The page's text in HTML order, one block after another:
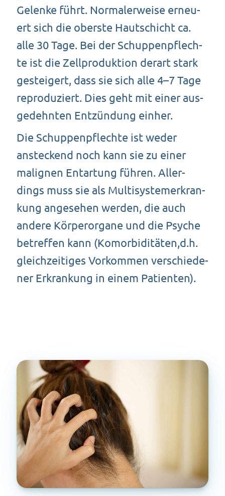
Gelen­ke führt. Nor­ma­ler­wei­se erneu­
ert sich die obers­te Haut­schicht ca.
alle 30 Tage. Bei der Schup­pen­pflech­
te ist die Zell­pro­duk­ti­on der­art stark
gestei­gert, dass sie sich alle 4–7 Tage
repro­du­ziert. Dies geht mit einer aus­
ge­dehn­ten Ent­zün­dung einher.
Die Schup­pen­pflech­te ist weder
anste­ckend noch kann sie zu einer
mali­gnen Ent­ar­tung füh­ren. Aller­
dings muss sie als Mul­ti­sys­tem­er­kran­
kung ange­se­hen wer­den, die auch
ande­re Kör­per­or­ga­ne und die Psy­che
betref­fen kann (Komorbiditäten,d.h.
gleich­zei­ti­ges Vor­kom­men ver­schie­de­
ner Erkran­kung in einem Patienten).